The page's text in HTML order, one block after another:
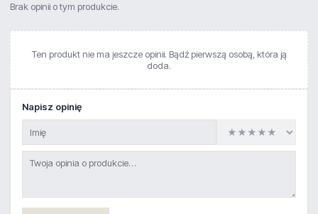
Brak opinii o tym produkcie.
Ten produkt nie ma jeszcze opinii. Bądź pierwszą osobą, która ją
doda.
Napisz opinię